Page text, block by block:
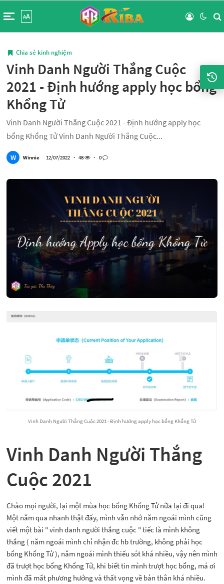
AA
Chia sẻ kinh nghiệm
Vinh Danh Người Thắng Cuộc
2021 - Định hướng apply học bổng
Khổng Tử
Vinh Danh Người Thắng Cuộc 2021 - Định hướng apply học
bổng Khổng Tử Vinh Danh Người Thắng Cuộc...
W Winnie 12/07/2022 ・ 48 ・ 0
Vinh Danh Người Thắng Cuộc 2021 - Định hướng apply học bổng Khổng Tử
Vinh Danh Người Thắng
Cuộc 2021
Chào mọi người, lại một mùa học bổng Khổng Tử nữa lại đi qua!
Một năm qua nhanh thật đấy, mình vẫn nhớ năm ngoái mình cũng
viết một bài " vinh danh người thắng cuộc " tiếc là mình không
thắng ( năm ngoái mình chỉ nhận đc hb trường, không phải học
bổng Khổng Tử ), năm ngoái mình thiếu sót khá nhiều, vậy nên mình
đã trượt học bổng Khổng Tử, khi biết tin mình trượt học bổng, má ơi
mình đã mất phương hướng và thất vọng về bản thân khá nhiều.